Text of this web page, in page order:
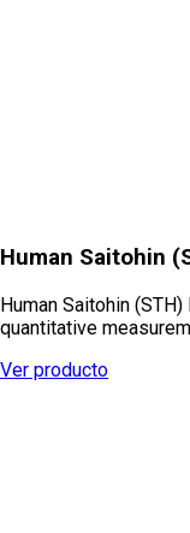
Human Saitohin
Human Saitohin
quantitative
Ver producto